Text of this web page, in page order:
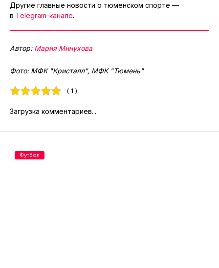
Другие главные новости о тюменском спорте —
в Telegram-канале.
Автор: Мария Минухова
Фото: МФК "Кристалл", МФК "Тюмень"
( 1 )
Загрузка комментариев...
Футбол